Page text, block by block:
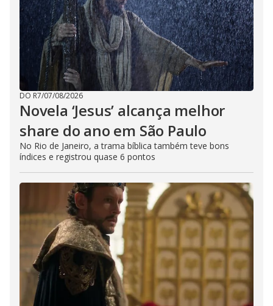
DO R7/07/08/2026
Novela ‘Jesus’ alcança melhor
share do ano em São Paulo
No Rio de Janeiro, a trama bíblica também teve bons
índices e registrou quase 6 pontos